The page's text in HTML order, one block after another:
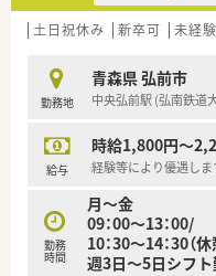
土日祝休み 新卒可 未経
勤務地
青森県 弘前市
中央弘前駅 (弘南鉄道
給与
時給1,800円～
経験等により優遇しま
勤務
時間
月～金
09：00～13：00/
10：30～14：30（
週3日～5日シフ